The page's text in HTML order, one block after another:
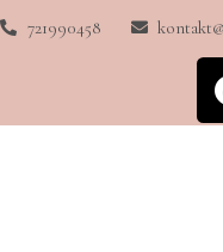
721990458